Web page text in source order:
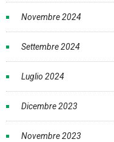
Novembre 2024
Settembre 2024
Luglio 2024
Dicembre 2023
Novembre 2023